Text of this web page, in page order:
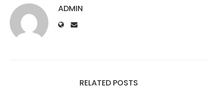
ADMIN
RELATED POSTS